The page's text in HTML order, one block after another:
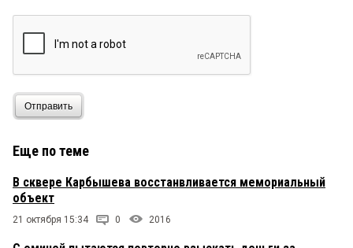
Отправить
Еще по теме
В сквере Карбышева восстанвливается мемориальный
объект
21 октября 15:34 0 2016